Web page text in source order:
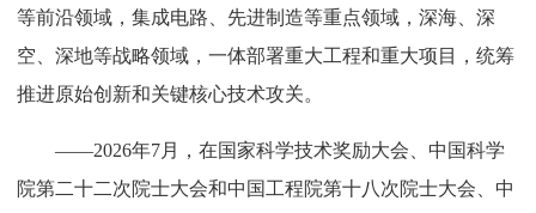
等前沿领域，集成电路、先进制造等重点领域，深海、深
空、深地等战略领域，一体部署重大工程和重大项目，统筹
推进原始创新和关键核心技术攻关。
——2026年7月，在国家科学技术奖励大会、中国科学
院第二十二次院士大会和中国工程院第十八次院士大会、中